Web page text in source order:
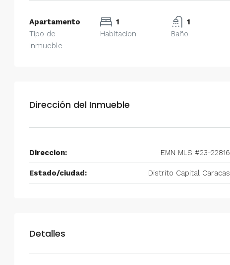
Apartamento
Tipo de
Inmueble
1
Habitacion
1
Baño
Dirección del Inmueble
Direccion: EMN MLS #23-22816
Estado/ciudad: Distrito Capital Caracas
Detalles
$750/mes
100 m²
ANEXO